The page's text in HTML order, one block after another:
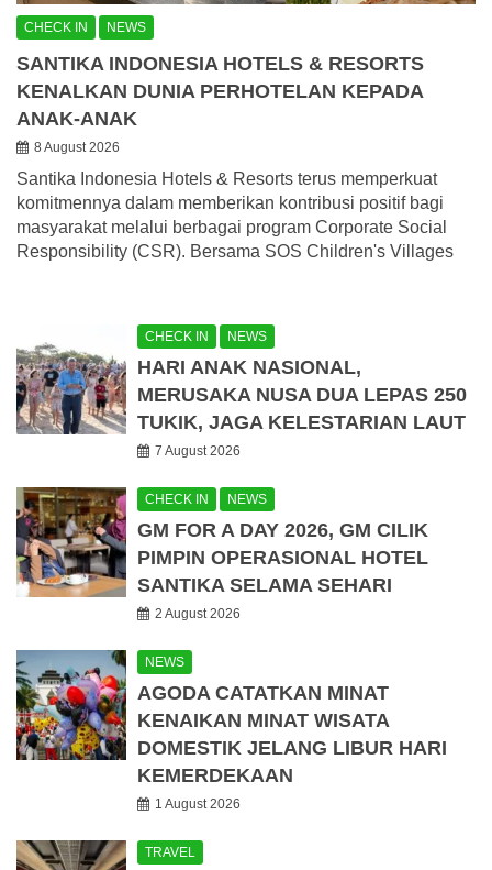
CHECK IN NEWS
SANTIKA INDONESIA HOTELS & RESORTS
KENALKAN DUNIA PERHOTELAN KEPADA
ANAK-ANAK
8 August 2026
Santika Indonesia Hotels & Resorts terus memperkuat
komitmennya dalam memberikan kontribusi positif bagi
masyarakat melalui berbagai program Corporate Social
Responsibility (CSR). Bersama SOS Children's Villages
CHECK IN NEWS
HARI ANAK NASIONAL,
MERUSAKA NUSA DUA LEPAS 250
TUKIK, JAGA KELESTARIAN LAUT
7 August 2026
CHECK IN NEWS
GM FOR A DAY 2026, GM CILIK
PIMPIN OPERASIONAL HOTEL
SANTIKA SELAMA SEHARI
2 August 2026
NEWS
AGODA CATATKAN MINAT
KENAIKAN MINAT WISATA
DOMESTIK JELANG LIBUR HARI
KEMERDEKAAN
1 August 2026
TRAVEL